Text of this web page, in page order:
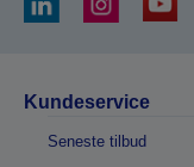
Kundeservice
Seneste tilbud